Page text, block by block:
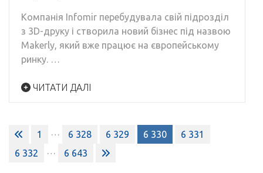
Компанія Infomir перебудувала свій підрозділ
з 3D-друку і створила новий бізнес під назвою
Makerly, який вже працює на європейському
ринку. …
ЧИТАТИ ДАЛІ
Пагінація
1 … 6 328 6 329 6 330
6 331
6 332
… 6 643